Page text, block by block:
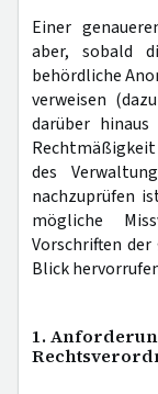
Einer
aber, sobald
behördliche
verweisen
darüber
des
nachzuprüfen
mögliche
Vorschriften der
Blick
1.